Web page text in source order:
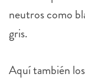
neutros como
gris.
Aquí también los